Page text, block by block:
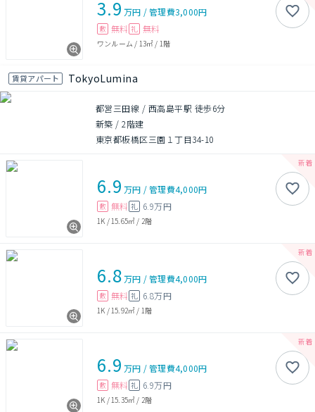
3.9 万円 /管理費3,000円
敷 無料 礼 無料
ワンルーム / 13㎡ / 1階
賃貸アパート TokyoLumina
都営三田線 / 西高島平駅 徒歩6分
新築 /2階建
東京都板橋区三園１丁目34-10
6.9 万円 /管理費4,000円
敷 無料 礼 6.9万円
1K / 15.65㎡ / 2階
6.8万円 /管理費4,000円
敷 無料 礼 6.8万円
1K / 15.92㎡ / 1階
6.9 万円 /管理費4,000円
敷 無料 礼 6.9万円
1K / 15.35㎡ / 2階